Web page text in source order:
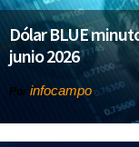
Dólar BLUE
junio 2026
Por infocampo